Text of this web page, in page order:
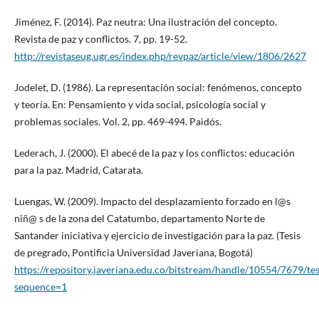
Jiménez, F. (2014). Paz neutra: Una ilustración del concepto.
Revista de paz y conflictos. 7, pp. 19-52.
http://revistaseug.ugr.es/index.php/revpaz/article/view/1806/2627
Jodelet, D. (1986). La representación social: fenómenos, concepto
y teoría. En: Pensamiento y vida social, psicología social y
problemas sociales. Vol. 2, pp. 469-494. Paidós.
Lederach, J. (2000). El abecé de la paz y los conflictos: educación
para la paz. Madrid, Catarata.
Luengas, W. (2009). Impacto del desplazamiento forzado en l@s
niñ@ s de la zona del Catatumbo, departamento Norte de
Santander iniciativa y ejercicio de investigación para la paz. (Tesis
de pregrado, Pontificia Universidad Javeriana, Bogotá)
https://repository.javeriana.edu.co/bitstream/handle/10554/7679/
sequence=1